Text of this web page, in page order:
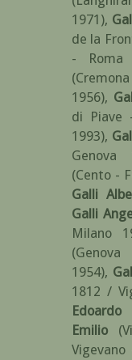
1971),
de la
- Roma
1956),
di Piave
1993),
Genova
(Cento -
Galli
Galli
Milano
1954),
1812 /
Edoardo
Emilio
Vigevano